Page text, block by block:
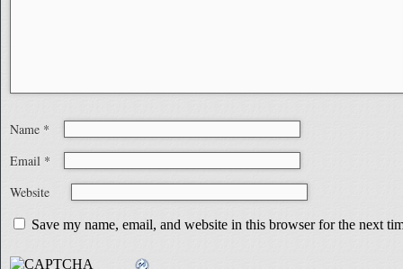
Name *
Email *
Website
Save my name, email, and website in this browser for the next